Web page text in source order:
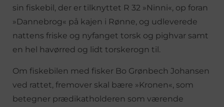
sin fiskebil, der er tilknyttet R 32 »Ninni«, op foran
»Dannebrog« på kajen i Rønne, og udleverede
nattens friske og nyfanget torsk og pighvar samt
en hel havørred og lidt torskerogn til.
Om fiskebilen med fisker Bo Grønbech Johansen
ved rattet, fremover skal bære »Kronen«, som
betegner prædikatholderen som værende